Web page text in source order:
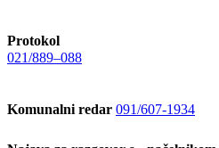
Protokol
021/889–088
Komunalni redar 091/607-1934